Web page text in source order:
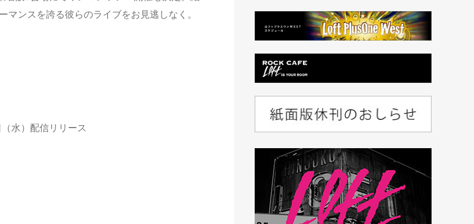
ンスを誇る彼らのライブをお見逃しなく。
水）配信リリース